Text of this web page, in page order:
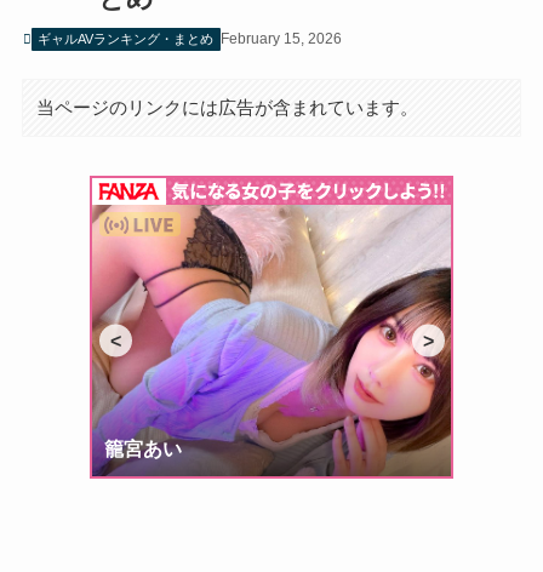
ギャルAVランキング・まとめ February 15, 2026
当ページのリンクには広告が含まれています。